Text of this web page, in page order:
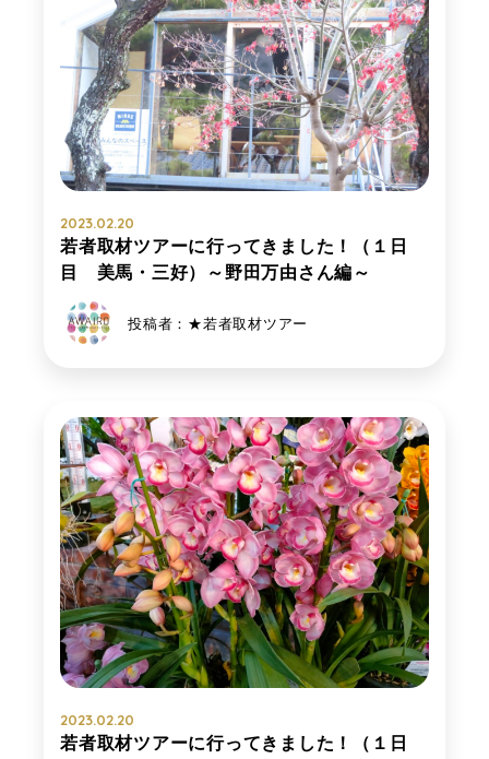
2023.02.20
若者取材ツアーに行ってきました！（１日
目 美馬・三好）～野田万由さん編～
投稿者：★若者取材ツアー
2023.02.20
若者取材ツアーに行ってきました！（１日